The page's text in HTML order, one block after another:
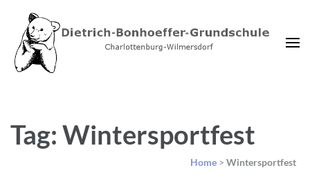
Tag: Wintersportfest
Home > Wintersportfest